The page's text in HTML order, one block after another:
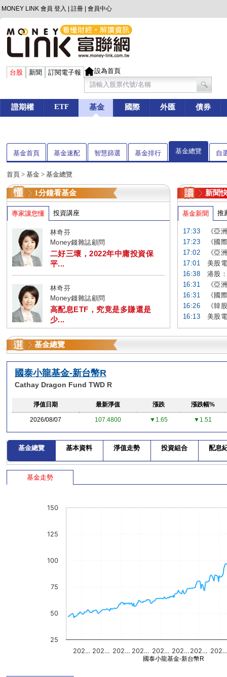
MONEY LINK 會員 登入 註冊 會員中心
台股 新聞 訂閱電子報 設為首頁
證期權 ETF 基金 國際 外匯 債券
基金首頁 基金速配 智慧篩選 基金排行 基金總覽 自
首頁 > 基金 > 基金總覽
1分鐘看基金
專家讓您懂 投資講座
林奇芬
Money錢雜誌顧問
二好三壞，2022年中庸投資保
平...
林奇芬
Money錢雜誌顧問
高配息ETF，究竟是多賺還是
少...
新聞
基金新聞 推
17:33
《亞
17:23
《國
17:02
《亞
17:01
美股
16:38
港股
16:31
《亞
16:31
《國
16:26
《韓
16:13
美股
基金總覽
國泰小龍基金-新台幣R
Cathay Dragon Fund TWD R
淨值日期 最新淨值 漲跌 漲跌幅%
2026/08/07 107.4800 ▼1.65 ▼1.51
基金總覽 基本資料 淨值走勢 投資組合 配息
基金走勢
202… 202… 202… 202… 202… 202… 202…
25
50
75
100
125
150
國泰小龍基金-新台幣R